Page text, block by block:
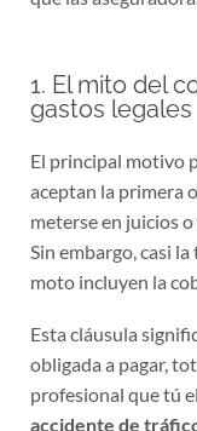
1. El mito del
gastos legales
El principal motivo
aceptan la primera
meterse en juicios
Sin embargo, casi
moto incluyen la
Esta cláusula
obligada a pagar,
profesional que tú
accidente de